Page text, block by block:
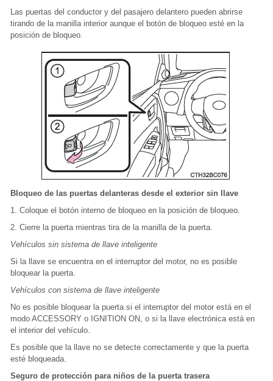
Las puertas del conductor y del pasajero delantero pueden abrirse
tirando de la manilla interior aunque el botón de bloqueo esté en la
posición de bloqueo.
Bloqueo de las puertas delanteras desde el exterior sin llave
1. Coloque el botón interno de bloqueo en la posición de bloqueo.
2. Cierre la puerta mientras tira de la manilla de la puerta.
Vehículos sin sistema de llave inteligente
Si la llave se encuentra en el interruptor del motor, no es posible
bloquear la puerta.
Vehículos con sistema de llave inteligente
No es posible bloquear la puerta si el interruptor del motor está en el
modo ACCESSORY o IGNITION ON, o si la llave electrónica está en
el interior del vehículo.
Es posible que la llave no se detecte correctamente y que la puerta
esté bloqueada.
Seguro de protección para niños de la puerta trasera